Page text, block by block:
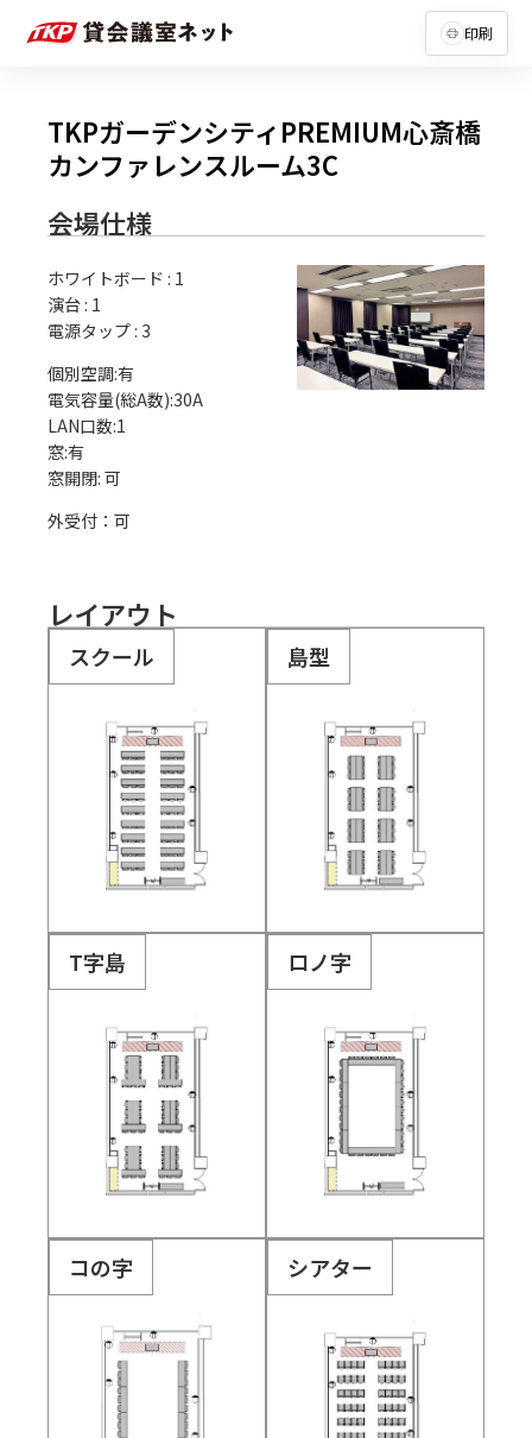
印刷
TKPガーデンシティPREMIUM心斎橋
カンファレンスルーム3C
会場仕様
ホワイトボード : 1
演台 : 1
電源タップ : 3
個別空調:有
電気容量(総A数):30A
LAN口数:1
窓:有
外受付：可
レイアウト
スクール 島型
T字島 ロノ字
コの字 シアター